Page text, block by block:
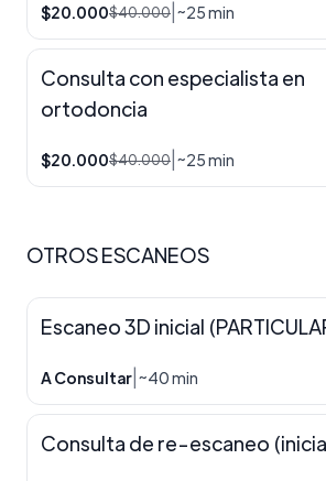
$20.000$40.000 ~25 min
Consulta con especialista en
ortodoncia
$20.000$40.000 ~25 min
OTROS ESCANEOS
Escaneo 3D inicial
A Consultar ~40 min
Consulta de re-escaneo